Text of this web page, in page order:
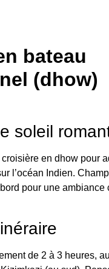
bateau
(dhow)
soleil
croisière en dhow pour
l’océan Indien.
pour une ambiance
de 2 à 3 heures,